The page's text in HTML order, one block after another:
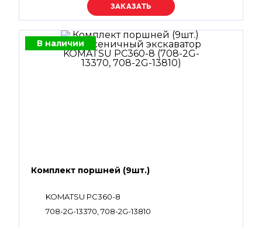
Уточняйте цену
В наличии
Комплект поршней (9шт.)
KOMATSU PC360-8
708-2G-13370, 708-2G-13810